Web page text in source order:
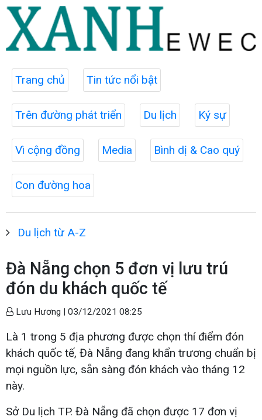
Trang chủ Tin tức nổi bật
Trên đường phát triển Du lịch Ký sự
Vì cộng đồng Media Bình dị & Cao quý
Con đường hoa
Du lịch từ A-Z
Đà Nẵng chọn 5 đơn vị lưu trú
đón du khách quốc tế
Lưu Hương | 03/12/2021 08:25
Là 1 trong 5 địa phương được chọn thí điểm đón
khách quốc tế, Đà Nẵng đang khẩn trương chuẩn bị
mọi nguồn lực, sẵn sàng đón khách vào tháng 12
này.
Sở Du lịch TP. Đà Nẵng đã chọn được 17 đơn vị